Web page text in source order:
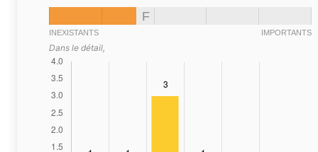
F
INEXISTANTS IMPORTANTS
Dans le détail,